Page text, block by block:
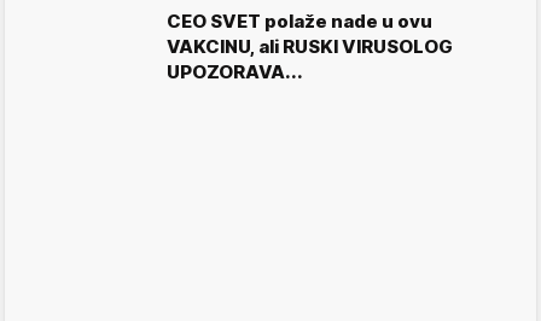
CEO SVET polaže nade u ovu
VAKCINU, ali RUSKI VIRUSOLOG
UPOZORAVA...